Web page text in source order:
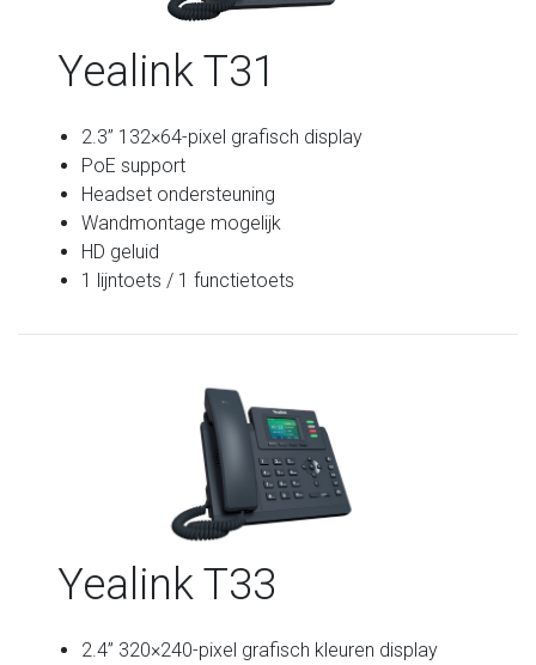
Yealink T31
2.3” 132×64-pixel grafisch display
PoE support
Headset ondersteuning
Wandmontage mogelijk
HD geluid
1 lijntoets / 1 functietoets
Yealink T33
2.4” 320×240-pixel grafisch kleuren display